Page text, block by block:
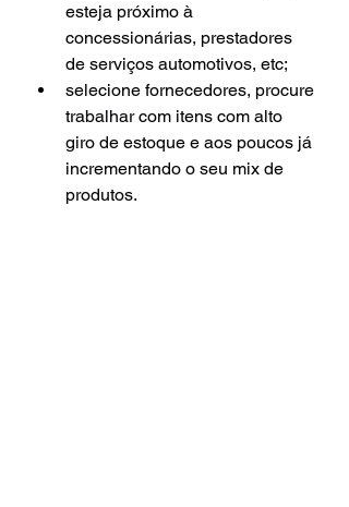
esteja próximo à
concessionárias, prestadores
de serviços automotivos, etc;
selecione fornecedores, procure
trabalhar com itens com alto
giro de estoque e aos poucos já
incrementando o seu mix de
produtos.